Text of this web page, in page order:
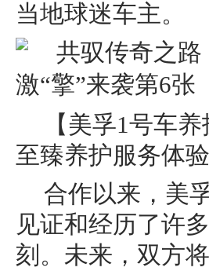
当地球迷车主。
【美孚1号车
至臻养护服务体验
合作以来，美
见证和经历了许
刻。未来，双方